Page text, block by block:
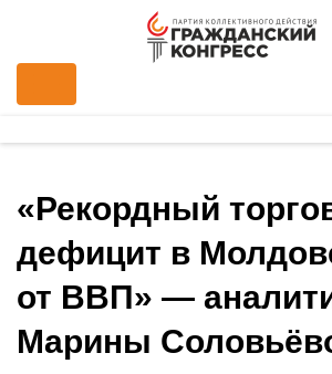
«Рекордный
дефицит в
от ВВП» —
Марины